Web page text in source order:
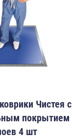
Чистея с
покрытием
4 шт